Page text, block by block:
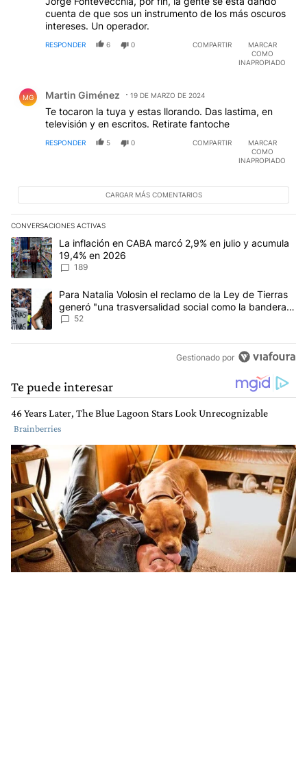
cuenta de que sos un instrumento de los más oscuros
intereses. Un operador.
RESPONDER 6 0 COMPARTIR
MARCAR
COMO
INAPROPIADO
MG Martin Giménez 19 DE MARZO DE 2024
Te tocaron la tuya y estas llorando. Das lastima, en
televisión y en escritos. Retirate fantoche
RESPONDER 5 0 COMPARTIR
MARCAR
COMO
INAPROPIADO
CARGAR MÁS COMENTARIOS
CONVERSACIONES ACTIVAS
Este listado muestra los artículos con más comentarios en los
Un artículo de tendencia con el título "La inflación en CABA
La inflación en CABA marcó 2,9% en julio y acumula
19,4% en 2026
189
Un artículo de tendencia con el título "Para Natalia Volosin el
Para Natalia Volosin el reclamo de la Ley de Tierras
generó "una trasversalidad social como la bandera
de Malvinas"
52
Gestionado por